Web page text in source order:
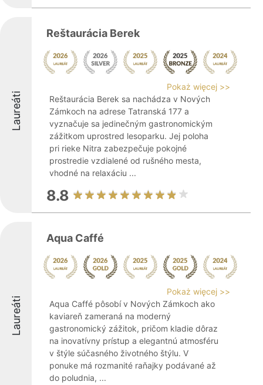
Laureáti
Reštaurácia Berek
Pokaż więcej >>
Reštaurácia Berek sa nachádza v Nových
Zámkoch na adrese Tatranská 177 a
vyznačuje sa jedinečným gastronomickým
zážitkom uprostred lesoparku. Jej poloha
pri rieke Nitra zabezpečuje pokojné
prostredie vzdialené od rušného mesta,
vhodné na relaxáciu ...
8.8
Laureáti
Aqua Caffé
Pokaż więcej >>
Aqua Caffé pôsobí v Nových Zámkoch ako
kaviareň zameraná na moderný
gastronomický zážitok, pričom kladie dôraz
na inovatívny prístup a elegantnú atmosféru
v štýle súčasného životného štýlu. V
ponuke má rozmanité raňajky podávané až
do poludnia, ...